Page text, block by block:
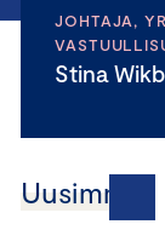
JOHTAJA,
Stina
Uusimmat